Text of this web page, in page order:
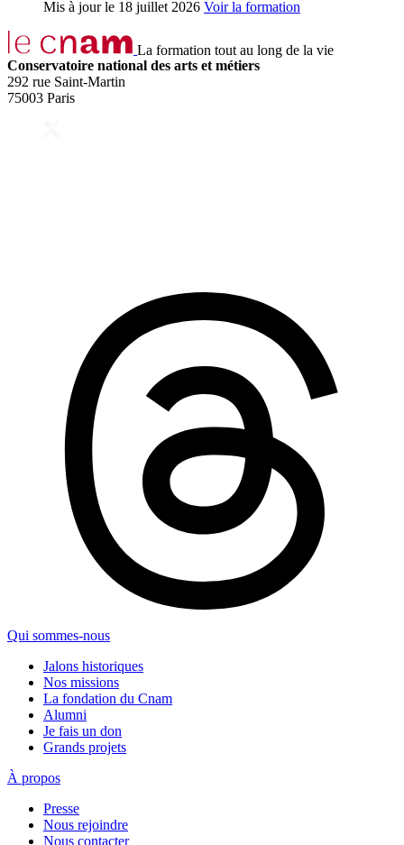
Mis à jour le 18 juillet 2026 Voir la formation
La formation tout au long de la vie
Conservatoire national des arts et métiers
292 rue Saint-Martin
75003 Paris
Qui sommes-nous
Jalons historiques
Nos missions
La fondation du Cnam
Alumni
Je fais un don
Grands projets
À propos
Presse
Nous rejoindre
Nous contacter